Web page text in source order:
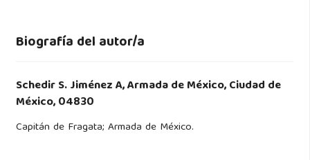
Biografía del autor/a
Schedir S. Jiménez A,Armada de México, Ciudad de
México, 04830
Capitán de Fragata; Armada de México.